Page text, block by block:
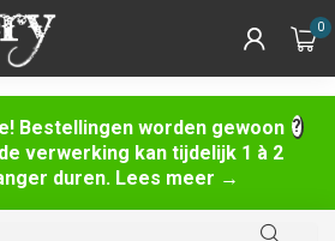
Bestellingen worden gewoon
verwerking kan tijdelijk 1 à 2
duren. Lees meer →
0